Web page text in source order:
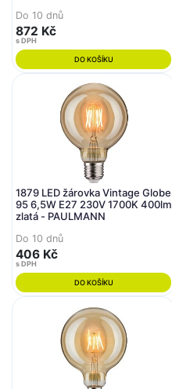
Do 10 dnů
872 Kč
s DPH
DO KOŠÍKU
1879 LED žárovka Vintage Globe
95 6,5W E27 230V 1700K 400lm
zlatá - PAULMANN
Do 10 dnů
406 Kč
s DPH
DO KOŠÍKU